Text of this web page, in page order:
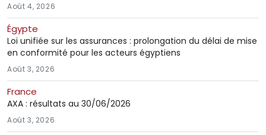
Août 4, 2026
Égypte
Loi unifiée sur les assurances : prolongation du délai de mise
en conformité pour les acteurs égyptiens
Août 3, 2026
France
AXA : résultats au 30/06/2026
Août 3, 2026